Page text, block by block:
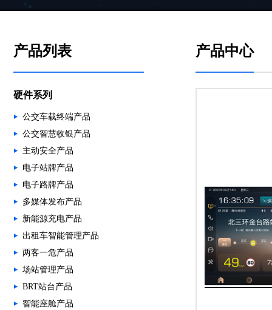
产品列表
硬件系列
公交车载终端产品
公交智慧收银产品
主动安全产品
电子站牌产品
电子路牌产品
多媒体发布产品
新能源充电产品
出租车智能管理产品
两客一危产品
场站管理产品
BRT站台产品
智能座舱产品
产品中心